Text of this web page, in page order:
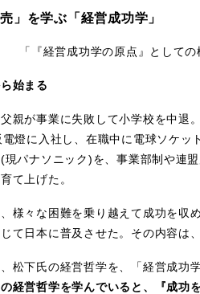
」を学ぶ「経営成功学」
「『経営成功学の原点』としての
始まる
親が事業に失敗して小学校を中退
燈に入社し、在職中に電球ソケッ
現パナソニック)を、事業部制や連
て上げた。
様々な困難を乗り越えて成功を収
て日本に普及させた。その内容は
松下氏の経営哲学を、「経営成功
の経営哲学を学んでいると、『成功